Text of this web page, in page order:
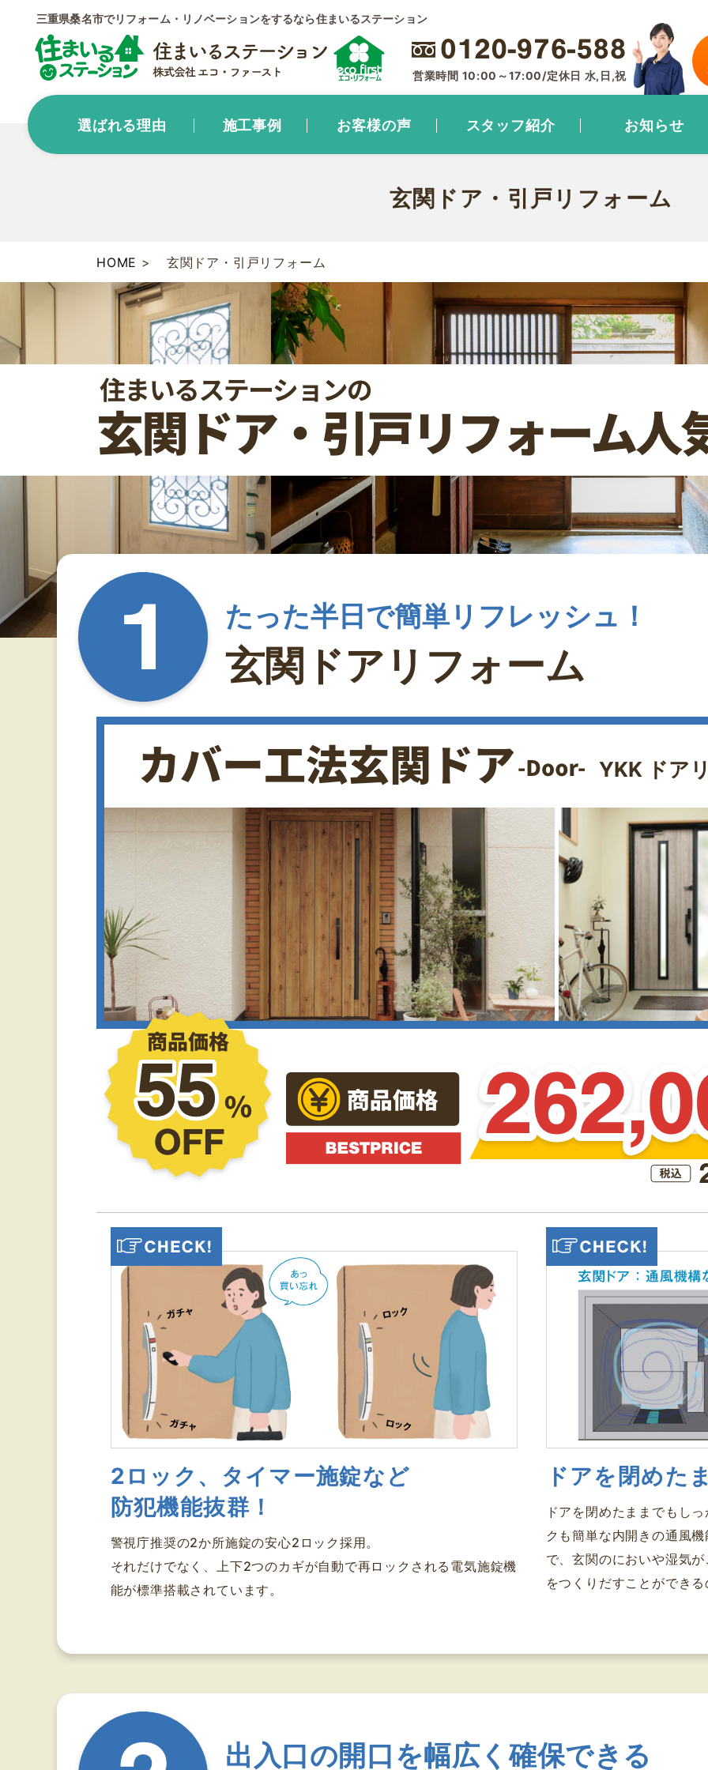
三重県桑名市でリフォーム・リノベーションをするなら住まいるステーション
営業時間 10:00～17:00/定休日 水,日,祝
選ばれる理由 施工事例 お客様の声 スタッフ紹介 お知らせ
玄関ドア・引戸リフォーム
HOME 玄関ドア・引戸リフォーム
たった半日で簡単リフレッシュ！
玄関ドアリフォーム
YKK ドア
2ロック、タイマー施錠など
防犯機能抜群！
警視庁推奨の2か所施錠の安心2ロック採用。
それだけでなく、上下2つのカギが自動で再ロックされる電気施錠機
能が標準搭載されています。
ドアを閉めた
ドアを閉めたままでもし
クも簡単な内開きの通風
で、玄関のにおいや湿気
をつくりだすことができ
出入口の開口を幅広く確保できる